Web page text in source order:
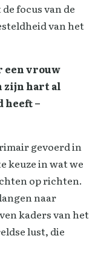
focus van de
van het
een vrouw
zijn hart al
heeft –
gevoerd in
keuze in wat we
op richten.
naar
kaders van het
lust, die